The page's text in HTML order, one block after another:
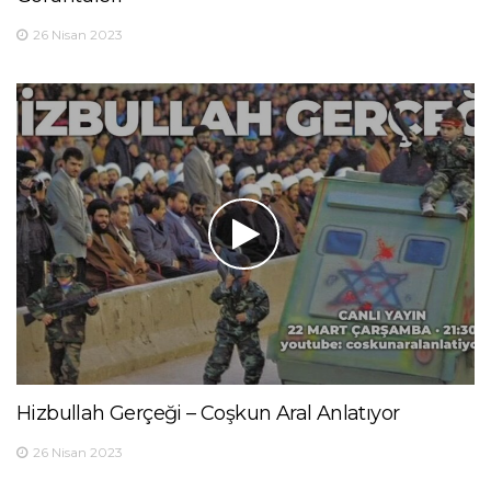
26 Nisan 2023
Hizbullah Gerçeği – Coşkun Aral Anlatıyor
26 Nisan 2023